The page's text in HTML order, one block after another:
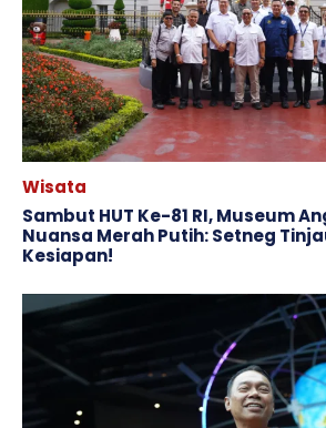
Wisata
Sambut HUT Ke-81 RI, Museum
Nuansa Merah Putih: Setneg
Kesiapan!